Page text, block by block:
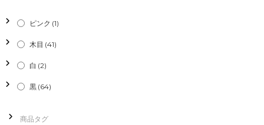
ピンク (1)
木目 (41)
白 (2)
黒 (64)